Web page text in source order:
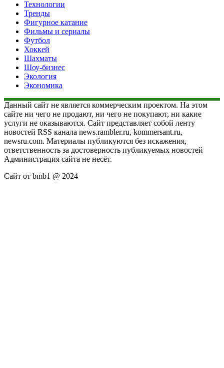
Технологии
Тренды
Фигурное катание
Фильмы и сериалы
Футбол
Хоккей
Шахматы
Шоу-бизнес
Экология
Экономика
Данный сайт не является коммерческим проектом. На этом
сайте ни чего не продают, ни чего не покупают, ни какие
услуги не оказываются. Сайт представляет собой ленту
новостей RSS канала news.rambler.ru, kommersant.ru,
newsru.com. Материалы публикуются без искажения,
ответственность за достоверность публикуемых новостей
Администрация сайта не несёт.
Сайт от bmb1 @ 2024